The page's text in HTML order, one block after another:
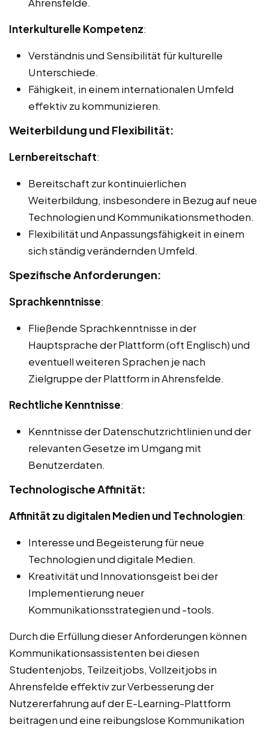
Interkulturelle Kompetenz:
Verständnis und Sensibilität für kulturelle
Unterschiede.
Fähigkeit, in einem internationalen Umfeld
effektiv zu kommunizieren.
Weiterbildung und Flexibilität:
Lernbereitschaft:
Bereitschaft zur kontinuierlichen
Weiterbildung, insbesondere in Bezug auf neue
Technologien und Kommunikationsmethoden.
Flexibilität und Anpassungsfähigkeit in einem
sich ständig verändernden Umfeld.
Spezifische Anforderungen:
Sprachkenntnisse:
Fließende Sprachkenntnisse in der
Hauptsprache der Plattform (oft Englisch) und
eventuell weiteren Sprachen je nach
Zielgruppe der Plattform in Ahrensfelde.
Rechtliche Kenntnisse:
Kenntnisse der Datenschutzrichtlinien und der
relevanten Gesetze im Umgang mit
Benutzerdaten.
Technologische Affinität:
Affinität zu digitalen Medien und Technologien:
Interesse und Begeisterung für neue
Technologien und digitale Medien.
Kreativität und Innovationsgeist bei der
Implementierung neuer
Kommunikationsstrategien und -tools.
Durch die Erfüllung dieser Anforderungen können
Kommunikationsassistenten bei diesen
Studentenjobs, Teilzeitjobs, Vollzeitjobs in
Ahrensfelde effektiv zur Verbesserung der
Nutzererfahrung auf der E-Learning-Plattform
beitragen und eine reibungslose Kommunikation